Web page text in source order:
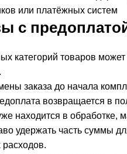
или платёжных систем
с
категорий товаров может
заказа до начала
возвращается в
находится в обработке,
удержать часть суммы